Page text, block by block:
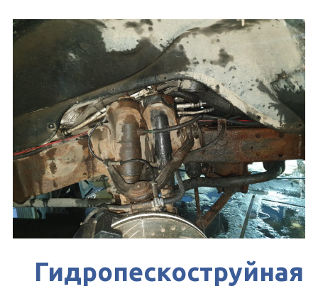
Гидропескоструйная